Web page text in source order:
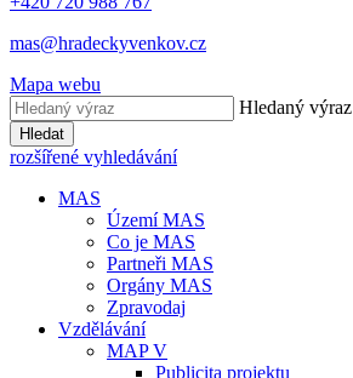
mas@hradeckyvenkov.cz
Mapa webu
Hledaný výraz
Hledat
rozšířené vyhledávání
MAS
Území MAS
Co je MAS
Partneři MAS
Orgány MAS
Zpravodaj
Vzdělávání
MAP V
Publicita projektu